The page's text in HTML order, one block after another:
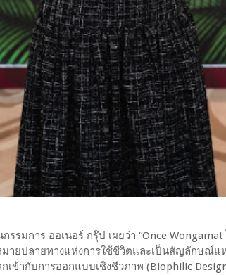
รมการ ออเนอร์ กรุ๊ป เผยว่า “Once
ายปลายทางแห่งการใช้ชีวิตและเป็นสัญลักษณ์แ
เข้ากับการออกแบบเชิงชีวภาพ (Biophilic